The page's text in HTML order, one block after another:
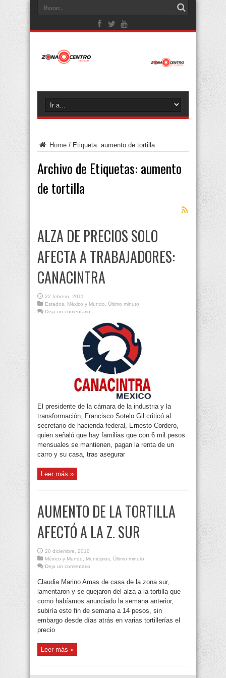
Home / Etiqueta: aumento de tortilla
Archivo de Etiquetas: aumento
de tortilla
ALZA DE PRECIOS SOLO
AFECTA A TRABAJADORES:
CANACINTRA
22 febrero, 2011
Estados, México y Mundo, Último minuto
Deja un comentario
El presidente de la cámara de la industria y la
transformación, Francisco Sotelo Gil criticó al
secretario de hacienda federal, Ernesto Cordero,
quien señaló que hay familias que con 6 mil pesos
mensuales se mantienen, pagan la renta de un
carro y su casa, tras asegurar
Leer más »
AUMENTO DE LA TORTILLA
AFECTÓ A LA Z. SUR
20 diciembre, 2010
México y Mundo
Municipios
Último minuto
Deja un comentario
Claudia Marino Amas de casa de la zona sur,
lamentaron y se quejaron del alza a la tortilla que
como habíamos anunciado la semana anterior,
subiría este fin de semana a 14 pesos, sin
embargo desde días atrás en varias tortillerías el
precio
Leer más »